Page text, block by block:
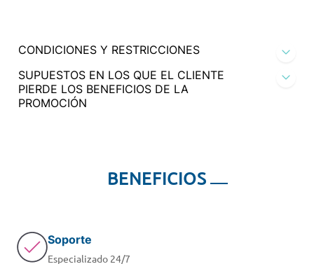
CONDICIONES Y RESTRICCIONES
SUPUESTOS EN LOS QUE EL CLIENTE
PIERDE LOS BENEFICIOS DE LA
PROMOCIÓN
BENEFICIOS
Soporte
Especializado 24/7